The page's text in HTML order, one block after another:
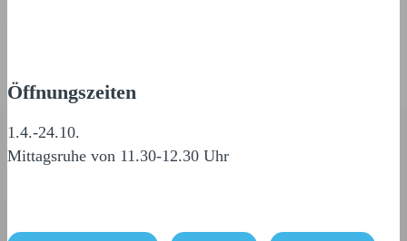
Öffnungszeiten
1.4.-24.10.
Mittagsruhe von 11.30-12.30 Uhr